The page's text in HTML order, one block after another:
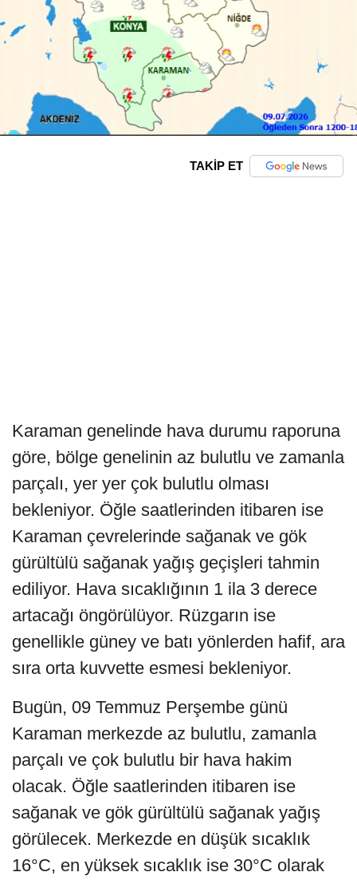
TAKİP ET
Karaman genelinde hava durumu raporuna
göre, bölge genelinin az bulutlu ve zamanla
parçalı, yer yer çok bulutlu olması
bekleniyor. Öğle saatlerinden itibaren ise
Karaman çevrelerinde sağanak ve gök
gürültülü sağanak yağış geçişleri tahmin
ediliyor. Hava sıcaklığının 1 ila 3 derece
artacağı öngörülüyor. Rüzgarın ise
genellikle güney ve batı yönlerden hafif, ara
sıra orta kuvvette esmesi bekleniyor.
Bugün, 09 Temmuz Perşembe günü
Karaman merkezde az bulutlu, zamanla
parçalı ve çok bulutlu bir hava hakim
olacak. Öğle saatlerinden itibaren ise
sağanak ve gök gürültülü sağanak yağış
görülecek. Merkezde en düşük sıcaklık
16°C, en yüksek sıcaklık ise 30°C olarak